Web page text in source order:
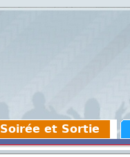
Soirée et Sortie